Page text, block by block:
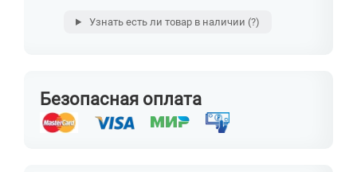
Узнать есть ли товар в наличии (?)
Безопасная оплата